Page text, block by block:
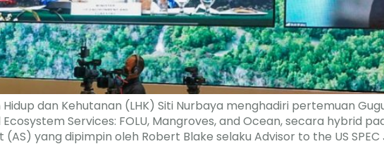
dan Kehutanan (LHK) Siti Nurbaya menghadiri pertemuan
Services: FOLU, Mangroves, and Ocean, secara hybrid
(AS) yang dipimpin oleh Robert Blake selaku Advisor to the US SPEC